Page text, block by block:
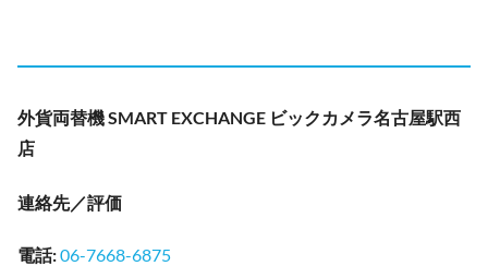
外貨両替機 SMART EXCHANGE ビックカメラ名古屋駅西
店
連絡先／評価
電話:06-7668-6875